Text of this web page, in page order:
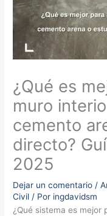
¿Qué es
muro
cemento
directo?
2025
Dejar un comentario /
Civil / Por ingdavidsm
¿Qué sistema es mejor